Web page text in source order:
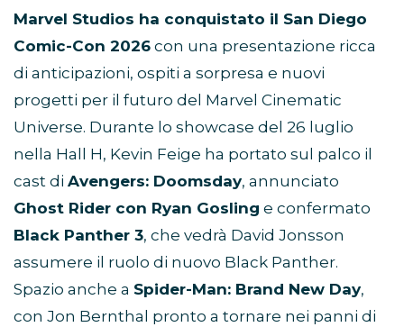
Marvel Studios ha conquistato il San Diego
Comic-Con 2026 con una presentazione ricca
di anticipazioni, ospiti a sorpresa e nuovi
progetti per il futuro del Marvel Cinematic
Universe. Durante lo showcase del 26 luglio
nella Hall H, Kevin Feige ha portato sul palco il
cast di Avengers: Doomsday, annunciato
Ghost Rider con Ryan Gosling e confermato
Black Panther 3, che vedrà David Jonsson
assumere il ruolo di nuovo Black Panther.
Spazio anche a Spider-Man: Brand New Day,
con Jon Bernthal pronto a tornare nei panni di